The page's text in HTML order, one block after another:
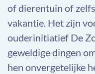
of dierentuin of zelfs
vakantie. Het zijn
ouderinitiatief De
geweldige dingen
hen onvergetelijke